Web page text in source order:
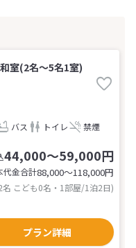
室(2名～5名1室)
バス トイレ 禁煙
44,000～59,000円
代金合計88,000〜118,000円
名 こども0名・1部屋/1泊2日)
プラン詳細